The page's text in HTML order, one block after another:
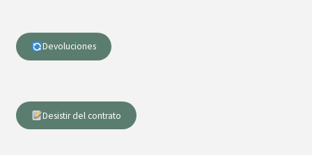
Devoluciones
Desistir del contrato